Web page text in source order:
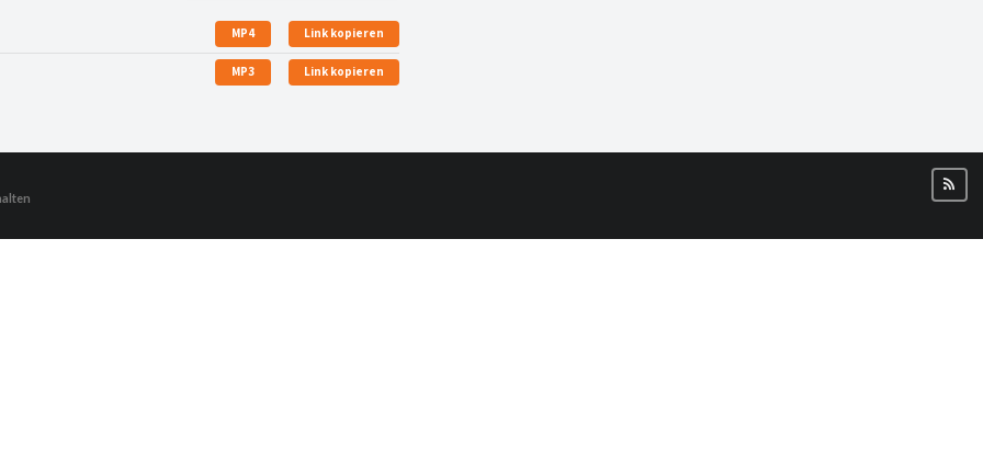
MP4 Link kopieren
MP3 Link kopieren